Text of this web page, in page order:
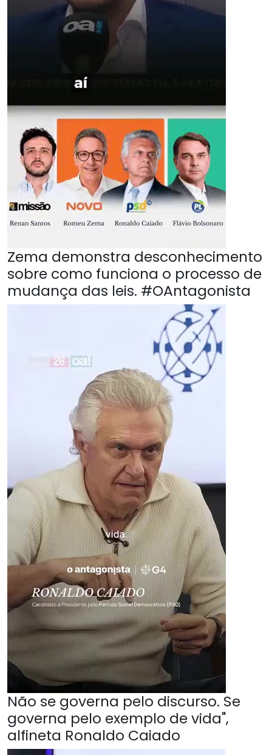
Zema demonstra desconhecimento
sobre como funciona o processo de
mudança das leis. #OAntagonista
Não se governa pelo discurso. Se
governa pelo exemplo de vida",
alfineta Ronaldo Caiado